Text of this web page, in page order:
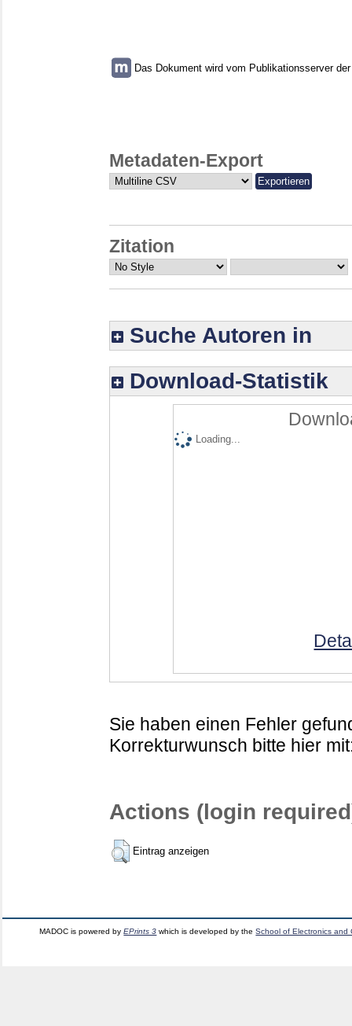
Das Dokument wird vom Publikationsserver
Metadaten-Export
Zitation
Suche Autoren in
Download-Statistik
Loading...
Sie haben einen Fehler
Korrekturwunsch bitte hier
Actions (login
Eintrag anzeigen
MADOC is powered byEPrints 3 which is developed by theSchool of Electronics and